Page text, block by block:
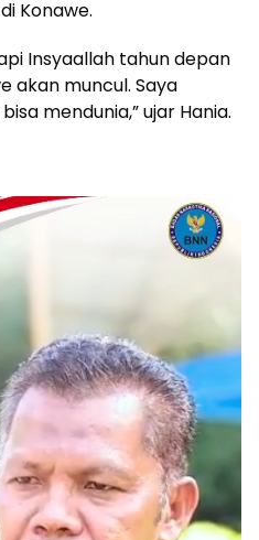
Konawe.
Insyaallah tahun depan
akan muncul. Saya
mendunia,” ujar Hania.